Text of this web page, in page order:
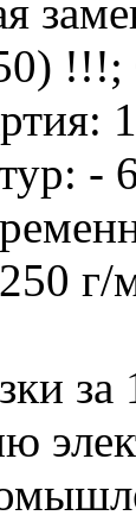
!!!;
-
г/
за